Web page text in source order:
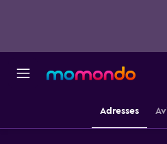
Adresses